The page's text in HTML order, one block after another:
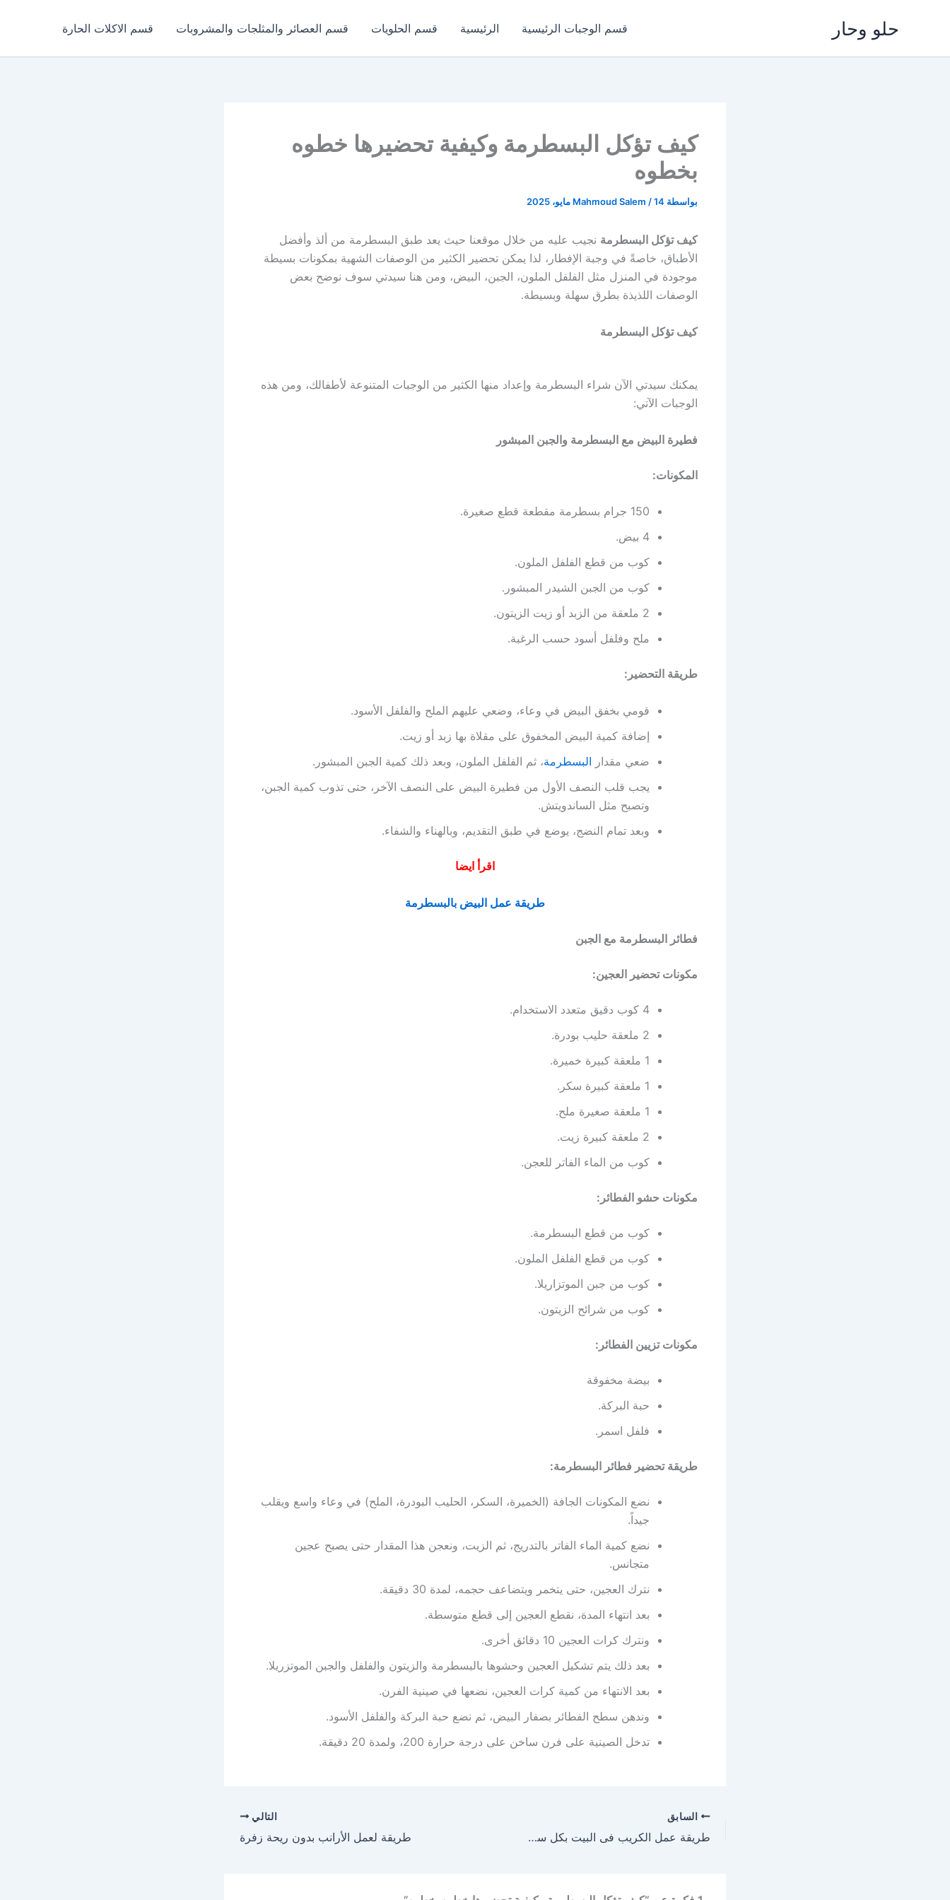
حلو وحار قسم الوجبات الرئيسية الرئيسية قسم الحلويات قسم العصائر والمثلجات والمشروبات قسم الاكلات الحارة
كيف تؤكل البسطرمة وكيفية تحضيرها خطوه
بخطوه
بواسطة Mahmoud Salem /14 مايو، 2025
كيف تؤكل البسطرمة نجيب عليه من خلال موقعنا حيث يعد طبق البسطرمة من ألذ وأفضل
الأطباق، خاصةً في وجبة الإفطار، لذا يمكن تحضير الكثير من الوصفات الشهية بمكونات بسيطة
موجودة في المنزل مثل الفلفل الملون، الجبن، البيض، ومن هنا سيدتي سوف نوضح بعض
الوصفات اللذيذة بطرق سهلة وبسيطة.
كيف تؤكل البسطرمة
يمكنك سيدتي الآن شراء البسطرمة وإعداد منها الكثير من الوجبات المتنوعة لأطفالك، ومن هذه
الوجبات الآتي:
فطيرة البيض مع البسطرمة والجبن المبشور
المكونات:
150 جرام بسطرمة مقطعة قطع صغيرة.
4 بيض.
كوب من قطع الفلفل الملون.
كوب من الجبن الشيدر المبشور.
2 ملعقة من الزبد أو زيت الزيتون.
ملح وفلفل أسود حسب الرغبة.
طريقة التحضير:
قومي بخفق البيض في وعاء، وضعي عليهم الملح والفلفل الأسود.
إضافة كمية البيض المخفوق على مقلاة بها زبد أو زيت.
ضعي مقدار البسطرمة، ثم الفلفل الملون، وبعد ذلك كمية الجبن المبشور.
يجب قلب النصف الأول من فطيرة البيض على النصف الآخر، حتى تذوب كمية الجبن،
وتصبح مثل الساندويتش.
وبعد تمام النضج، يوضع في طبق التقديم، وبالهناء والشفاء.
اقرأ ايضا
طريقة عمل البيض بالبسطرمة
فطائر البسطرمة مع الجبن
مكونات تحضير العجين:
4 كوب دقيق متعدد الاستخدام.
2 ملعقة حليب بودرة.
1 ملعقة كبيرة خميرة.
1 ملعقة كبيرة سكر.
1 ملعقة صغيرة ملح.
2 ملعقة كبيرة زيت.
كوب من الماء الفاتر للعجن.
مكونات حشو الفطائر:
كوب من قطع البسطرمة.
كوب من قطع الفلفل الملون.
كوب من جبن الموتزاريلا.
كوب من شرائح الزيتون.
مكونات تزيين الفطائر:
بيضة مخفوقة
حبة البركة.
فلفل اسمر.
طريقة تحضير فطائر البسطرمة:
نضع المكونات الجافة (الخميرة، السكر، الحليب البودرة، الملح) في وعاء واسع ويقلب
جيداً.
نضع كمية الماء الفاتر بالتدريج، ثم الزيت، ونعجن هذا المقدار حتى يصبح عجين
متجانس.
نترك العجين، حتى يتخمر ويتضاعف حجمه، لمدة 30 دقيقة.
بعد انتهاء المدة، نقطع العجين إلى قطع متوسطة.
ونترك كرات العجين 10 دقائق أخرى.
بعد ذلك يتم تشكيل العجين وحشوها بالبسطرمة والزيتون والفلفل والجبن الموتزريلا.
بعد الانتهاء من كمية كرات العجين، نضعها في صينية الفرن.
وندهن سطح الفطائر بصفار البيض، ثم نضع حبة البركة والفلفل الأسود.
تدخل الصينية على فرن ساخن على درجة حرارة 200، ولمدة 20 دقيقة.
السابق
طريقة عمل الكريب فى البيت بكل سهوله
التالي
طريقة لعمل الأرانب بدون ريحة زفرة